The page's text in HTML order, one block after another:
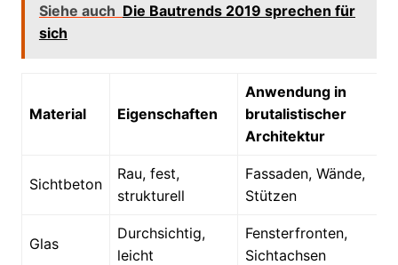
Siehe auch Die Bautrends 2019 sprechen für
sich
Material Eigenschaften
Anwendung in
brutalistischer
Architektur
Sichtbeton
Rau, fest,
strukturell
Fassaden, Wände,
Stützen
Glas
Durchsichtig,
leicht
Fensterfronten,
Sichtachsen